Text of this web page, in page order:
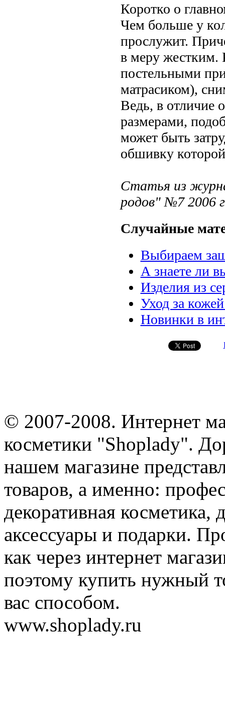
Коротко о
Чем больше у
прослужит.
в меру жестким.
постельными
матрасиком),
Ведь, в отличие
размерами,
может быть
обшивку
Статья из
родов" №7 2006
Случайные
Выбираем
А знаете ли
Изделия из
Уход за
Новинки в
© 2007-2008. Интернет
косметики "Shoplady".
нашем магазине
товаров, а именно:
декоративная косметика,
аксессуары и подарки.
как через интернет
поэтому купить нужный
вас способом.
www.shoplady.ru